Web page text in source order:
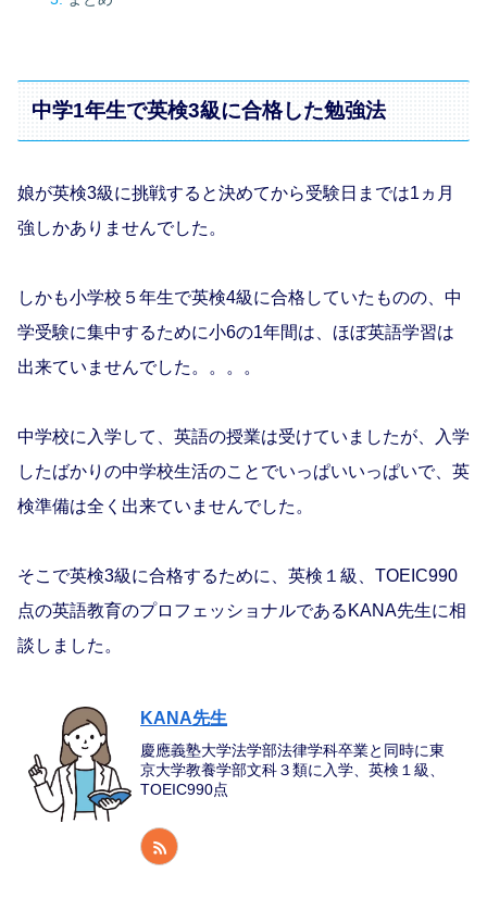
中学1年生で英検3級に合格した勉強法
娘が英検3級に挑戦すると決めてから受験日までは1ヵ月
強しかありませんでした。
しかも小学校５年生で英検4級に合格していたものの、中
学受験に集中するために小6の1年間は、ほぼ英語学習は
出来ていませんでした。。。。
中学校に入学して、英語の授業は受けていましたが、入学
したばかりの中学校生活のことでいっぱいいっぱいで、英
検準備は全く出来ていませんでした。
そこで英検3級に合格するために、英検１級、TOEIC990
点の英語教育のプロフェッショナルであるKANA先生に相
談しました。
KANA先生
慶應義塾大学法学部法律学科卒業と同時に東
京大学教養学部文科３類に入学、英検１級、
TOEIC990点